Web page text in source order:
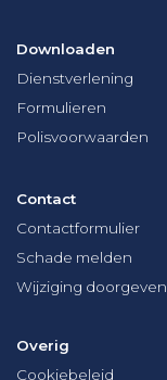
Downloaden
Dienstverlening
Formulieren
Polisvoorwaarden
Contact
Contactformulier
Schade melden
Wijziging doorgeven
Overig
Cookiebeleid